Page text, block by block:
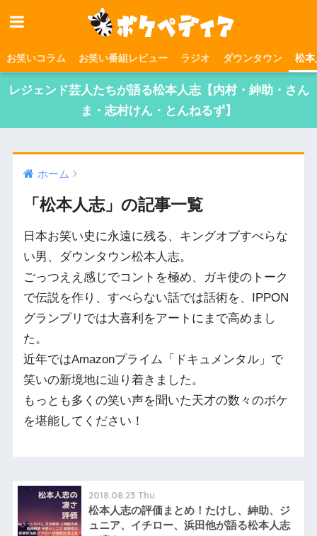
お笑いコラム お笑い番組レビュー ラジオ ダウンタウン 松本
レジェンド芸人たちが語る松本人志【内村・紳助・さん
ま・志村けん・とんねるず】
ホーム
「松本人志」の記事一覧
日本お笑い史に永遠に残る、キングオブすべらな
い男、ダウンタウン松本人志。
ごっつええ感じでコントを極め、ガキ使のトーク
で伝説を作り、すべらない話では話術を、IPPON
グランプリでは大喜利をアートにまで高めまし
た。
近年ではAmazonプライム「ドキュメンタル」で
笑いの新境地に辿り着きました。
もっとも多くの笑い声を聞いた天才の数々のボケ
を堪能してください！
2018.08.23 Thu
松本人志の評価まとめ！たけし、紳助、ジ
ュニア、イチロー、浜田他が語る松本人志